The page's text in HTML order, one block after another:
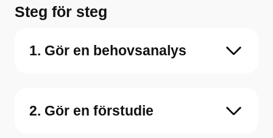
Steg för steg
1. Gör en behovsanalys
2. Gör en förstudie